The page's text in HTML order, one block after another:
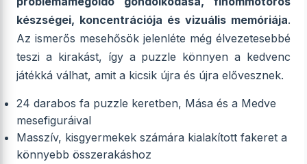
készségei, koncentrációja és vizuális memóriája.
Az ismerős mesehősök jelenléte még élvezetesebbé
teszi a kirakást, így a puzzle könnyen a kedvenc
játékká válhat, amit a kicsik újra és újra elővesznek.
24 darabos fa puzzle keretben, Mása és a Medve
mesefiguráival
Masszív, kisgyermekek számára kialakított fakeret a
könnyebb összerakáshoz